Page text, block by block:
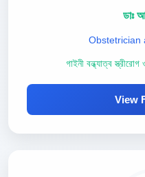
ডাঃ
Obstetrician
গাইনী বন্ধ্যাত্ব
View